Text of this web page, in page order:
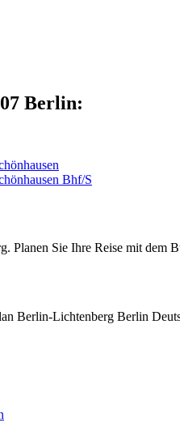
Berlin:
Bhf/S
Planen Sie Ihre Reise mit dem
Berlin-Lichtenberg Berlin